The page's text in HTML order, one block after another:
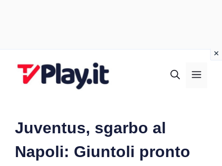
Juventus, sgarbo al
Napoli: Giuntoli pronto